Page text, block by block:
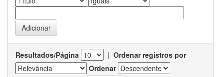
Resultados/Página | Ordenar registros por
Ordenar